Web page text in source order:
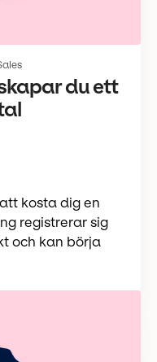
du ett
kosta dig en
registrerar sig
och kan börja